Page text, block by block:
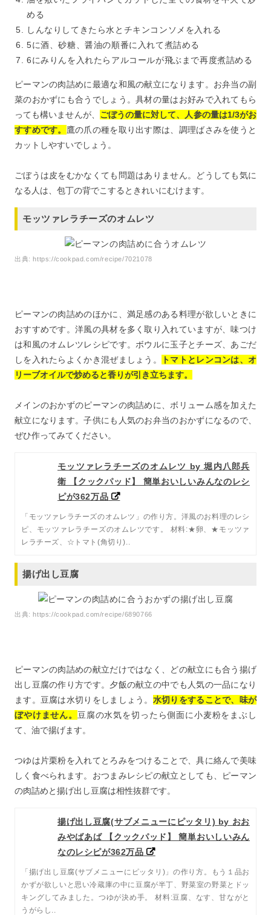
める
しんなりしてきたら水とチキンコンソメを入れる
5に酒、砂糖、醤油の順番に入れて煮詰める
6にみりんを入れたらアルコールが飛ぶまで再度煮詰める
ピーマンの肉詰めに最適な和風の献立になります。お弁当の副
菜のおかずにも合うでしょう。具材の量はお好みで入れてもら
っても構いませんが、 ごぼうの量に対して、人参の量は1/3がお
すすめです。 鷹の爪の種を取り出す際は、調理ばさみを使うと
カットしやすいでしょう。
ごぼうは皮をむかなくても問題はありません。どうしても気に
なる人は、包丁の背でこするときれいにむけます。
モッツァレラチーズのオムレツ
出典:https://cookpad.com/recipe/7021078
ピーマンの肉詰めのほかに、満足感のある料理が欲しいときに
おすすめです。洋風の具材を多く取り入れていますが、味つけ
は和風のオムレツレシピです。ボウルに玉子とチーズ、あごだ
しを入れたらよくかき混ぜましょう。
トマトとレンコンは、オ
リーブオイルで炒めると香りが引き立ちます。
メインのおかずのピーマンの肉詰めに、ボリューム感を加えた
献立になります。子供にも人気のお弁当のおかずになるので、
ぜひ作ってみてください。
モッツァレラチーズのオムレツ by 堀内八郎兵
衛 【クックパッド】 簡単おいしいみんなのレシ
ピが362万品
「モッツァレラチーズのオムレツ」の作り方。洋風のお料理のレシ
ピ、モッツァレラチーズのオムレツです。 材料:★卵、★モッツァ
レラチーズ、☆トマト(角切り)..
揚げ出し豆腐
出典:https://cookpad.com/recipe/6890766
ピーマンの肉詰めの献立だけではなく、どの献立にも合う揚げ
出し豆腐の作り方です。夕飯の献立の中でも人気の一品になり
ます。豆腐は水切りをしましょう。 水切りをすることで、味が
ぼやけません。 豆腐の水気を切ったら側面に小麦粉をまぶし
て、油で揚げます。
つゆは片栗粉を入れてとろみをつけることで、具に絡んで美味
しく食べられます。おつまみレシピの献立としても、ピーマン
の肉詰めと揚げ出し豆腐は相性抜群です。
揚げ出し豆腐(サブメニューにピッタリ) by おお
みやばあば 【クックパッド】 簡単おいしいみん
なのレシピが362万品
「揚げ出し豆腐(サブメニューにピッタリ)」の作り方。もう１品お
かずが欲しいと思い冷蔵庫の中に豆腐が半丁、野菜室の野菜とドッ
キングしてみました。つゆが決め手。 材料:豆腐、なす、甘ながと
うがらし..